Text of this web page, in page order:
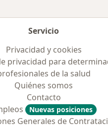
Servicio
Privacidad y cookies
privacidad para
de la salud
Quiénes somos
Contacto
Nuevas posiciones
Generales de